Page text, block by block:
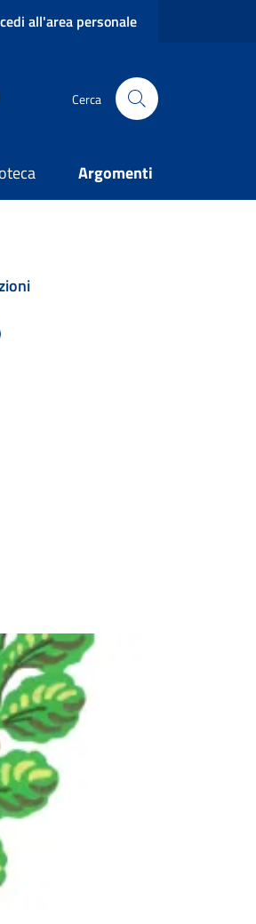
all'area personale
Cerca
Argomenti